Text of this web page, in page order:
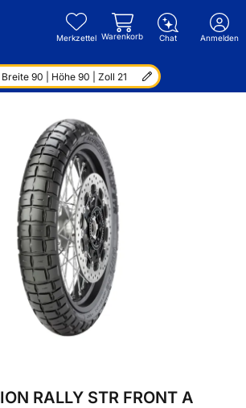
Merkzettel Warenkorb Chat Anmelden
Breite 90 | Höhe 90 | Zoll 21
RALLY STR FRONT A